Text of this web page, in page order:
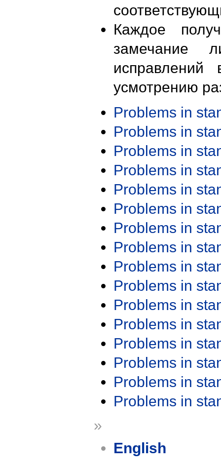
Каждое
замечание
исправлений
усмотрению
Problems in
Problems in
Problems in
Problems in
Problems in
Problems in
Problems in
Problems in
Problems in
Problems in
Problems in
Problems in
Problems in
Problems in
Problems in
Problems in
»
English